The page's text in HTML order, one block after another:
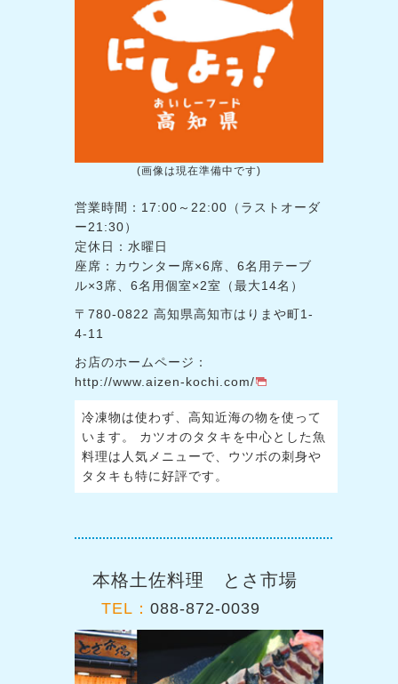
(画像は現在準備中です)
営業時間：17:00～22:00（ラストオーダ
ー21:30）
定休日：水曜日
座席：カウンター席×6席、6名用テーブ
ル×3席、6名用個室×2室（最大14名）
〒780-0822 高知県高知市はりまや町1-
4-11
お店のホームページ：
http://www.aizen-kochi.com/
冷凍物は使わず、高知近海の物を使って
います。 カツオのタタキを中心とした魚
料理は人気メニューで、ウツボの刺身や
タタキも特に好評です。
本格土佐料理 とさ市場
TEL： 088-872-0039